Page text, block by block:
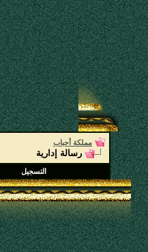
مملكة أحباب
رسالة إدارية
التسجيل